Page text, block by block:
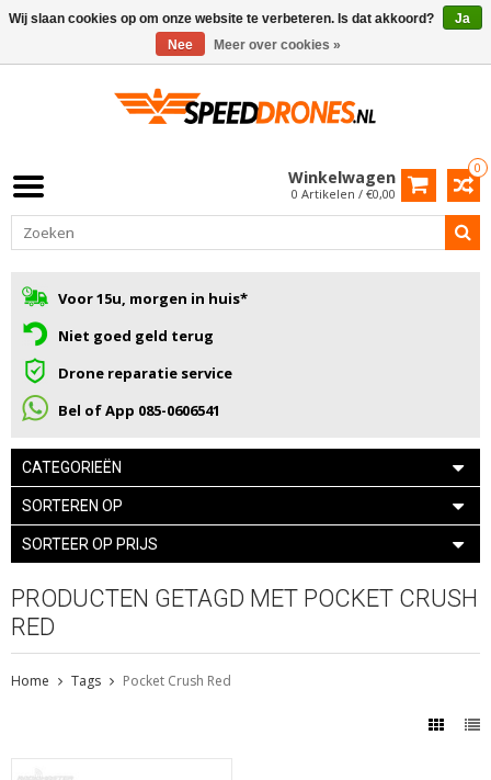
0
Winkelwagen
0 Artikelen / €0,00
Voor 15u, morgen in huis*
Niet goed geld terug
Drone reparatie service
Bel of App 085-0606541
CATEGORIEËN
SORTEREN OP
SORTEER OP PRIJS
PRODUCTEN GETAGD MET POCKET CRUSH
RED
Home Tags Pocket Crush Red
Wij slaan cookies op om onze website te verbeteren. Is dat akkoord?
Ja
Nee
Meer over cookies »